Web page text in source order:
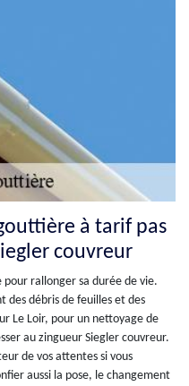
à tarif pas
couvreur
rallonger sa durée de vie.
des débris de feuilles et des
Le Loir, pour un nettoyage de
au zingueur Siegler couvreur.
de vos attentes si vous
aussi la pose, le changement